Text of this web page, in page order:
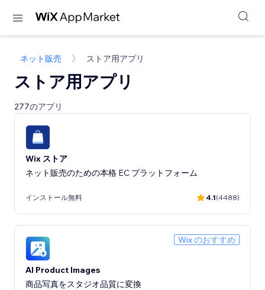
ネット販売 ストア用アプリ
ストア用アプリ
277のアプリ
Wix ストア
ネット販売のための本格 EC プラットフォーム
インストール無料 4.1(4488)
Wix のおすすめ
AI Product Images
商品写真をスタジオ品質に変換